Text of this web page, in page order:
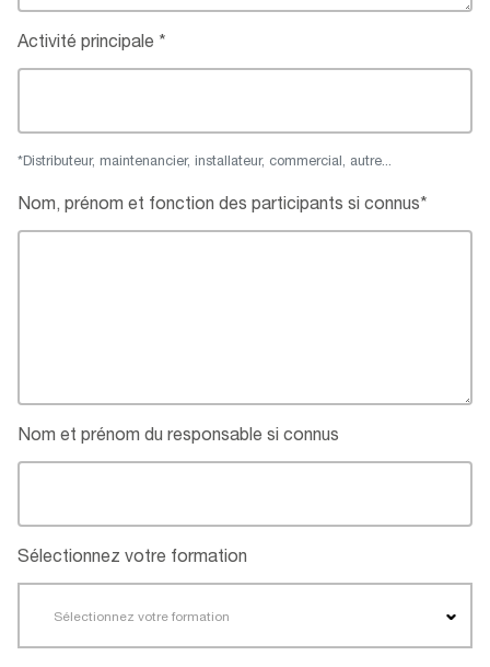
Activité principale
*Distributeur, maintenancier, installateur, commercial, autre...
Nom, prénom et fonction des participants si connus*
Nom et prénom du responsable si connus
Sélectionnez votre formation
Sélectionnez votre formation